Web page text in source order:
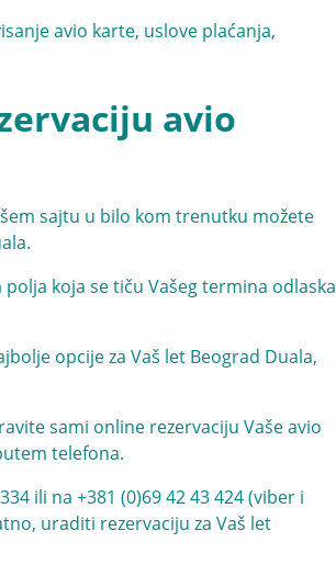
avio karte, uslove plaćanja,
avio
sajtu u bilo kom trenutku možete
koja se tiču Vašeg termina odlaska
opcije za Vaš let Beograd Duala,
sami online rezervaciju Vaše avio
telefona.
ili na +381 (0)69 42 43 424(viber i
uraditi rezervaciju za Vaš let